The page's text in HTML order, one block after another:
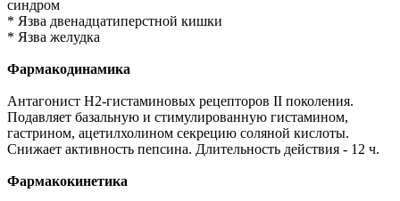
синдром
* Язва двенадцатиперстной кишки
* Язва желудка
Фармакодинамика
Антагонист Н2-гистаминовых рецепторов II поколения.
Подавляет базальную и стимулированную гистамином,
гастрином, ацетилхолином секрецию соляной кислоты.
Снижает активность пепсина. Длительность действия - 12 ч.
Фармакокинетика